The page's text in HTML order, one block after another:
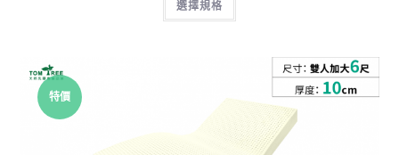
選擇規格
特價